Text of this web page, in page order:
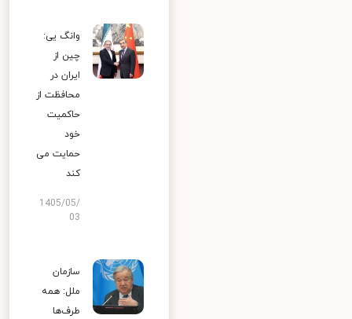
وانگ یی:
چین از
ایران در
محافظت از
حاکمیت
خود
حمایت می
کند
1405/05/
03
سازمان
ملل: همه
طرف‌ها